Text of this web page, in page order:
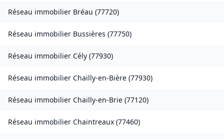
Réseau immobilier Bréau (77720)
Réseau immobilier Bussières (77750)
Réseau immobilier Cély (77930)
Réseau immobilier Chailly-en-Bière (77930)
Réseau immobilier Chailly-en-Brie (77120)
Réseau immobilier Chaintreaux (77460)